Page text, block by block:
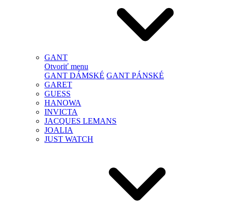
GANT
Otvoriť menu
GANT DÁMSKÉ GANT PÁNSKÉ
GARET
GUESS
HANOWA
INVICTA
JACQUES LEMANS
JOALIA
JUST WATCH